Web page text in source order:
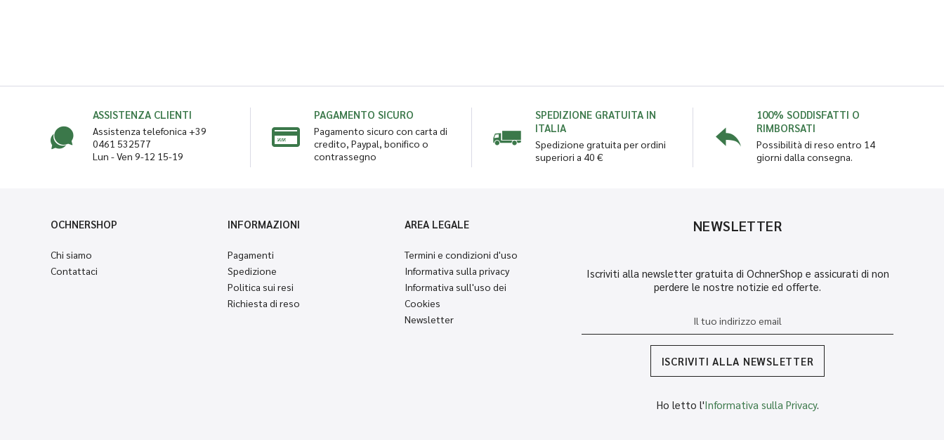
ASSISTENZA CLIENTI
Assistenza telefonica +39
0461 532577
Lun - Ven 9-12 15-19
PAGAMENTO SICURO
Pagamento sicuro con carta di
credito, Paypal, bonifico o
contrassegno
SPEDIZIONE GRATUITA IN
ITALIA
Spedizione gratuita per ordini
superiori a 40 €
100% SODDISFATTI O
RIMBORSATI
Possibilità di reso entro 14
giorni dalla consegna.
OCHNERSHOP
Chi siamo
Contattaci
INFORMAZIONI
Pagamenti
Spedizione
Politica sui resi
Richiesta di reso
AREA LEGALE
Termini e condizioni d'uso
Informativa sulla privacy
Informativa sull'uso dei
Cookies
Newsletter
NEWSLETTER
Iscriviti alla newsletter gratuita di OchnerShop e assicurati di non
perdere le nostre notizie ed offerte.
ISCRIVITI ALLA NEWSLETTER
Ho letto l'Informativa sulla Privacy.